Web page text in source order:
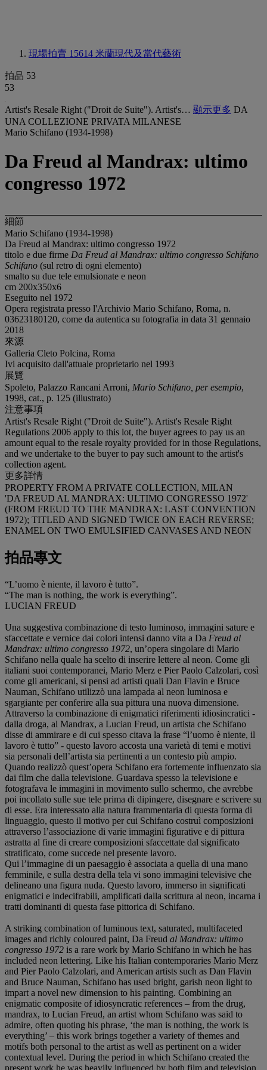
現場拍賣 15614 米蘭現代及當代藝術
拍品 53
53
Artist's Resale Right ("Droit de Suite"). Artist's… 顯示更多 DA
UNA COLLEZIONE PRIVATA MILANESE
Mario Schifano (1934-1998)
Da Freud al Mandrax: ultimo
congresso 1972
細節
Mario Schifano (1934-1998)
Da Freud al Mandrax: ultimo congresso 1972
titolo e due firme Da Freud al Mandrax: ultimo congresso Schifano
Schifano (sul retro di ogni elemento)
smalto su due tele emulsionate e neon
cm 200x350x6
Eseguito nel 1972
Opera registrata presso l'Archivio Mario Schifano, Roma, n.
03623180120, come da autentica su fotografia in data 31 gennaio
2018
來源
Galleria Cleto Polcina, Roma
Ivi acquisito dall'attuale proprietario nel 1993
展覽
Spoleto, Palazzo Rancani Arroni, Mario Schifano, per esempio,
1998, cat., p. 125 (illustrato)
注意事項
Artist's Resale Right ("Droit de Suite"). Artist's Resale Right
Regulations 2006 apply to this lot, the buyer agrees to pay us an
amount equal to the resale royalty provided for in those Regulations,
and we undertake to the buyer to pay such amount to the artist's
collection agent.
更多詳情
PROPERTY FROM A PRIVATE COLLECTION, MILAN
'DA FREUD AL MANDRAX: ULTIMO CONGRESSO 1972'
(FROM FREUD TO THE MANDRAX: LAST CONVENTION
1972); TITLED AND SIGNED TWICE ON EACH REVERSE;
ENAMEL ON TWO EMULSIFIED CANVASES AND NEON
拍品專文
“L’uomo è niente, il lavoro è tutto”.
“The man is nothing, the work is everything”.
LUCIAN FREUD
Una suggestiva combinazione di testo luminoso, immagini sature e
sfaccettate e vernice dai colori intensi danno vita a Da Freud al
Mandrax: ultimo congresso 1972, un’opera singolare di Mario
Schifano nella quale ha scelto di inserire lettere al neon. Come gli
italiani suoi contemporanei, Mario Merz e Pier Paolo Calzolari, così
come gli americani, si pensi ad artisti quali Dan Flavin e Bruce
Nauman, Schifano utilizzò una lampada al neon luminosa e
sgargiante per conferire alla sua pittura una nuova dimensione.
Attraverso la combinazione di enigmatici riferimenti idiosincratici -
dalla droga, al Mandrax, a Lucian Freud, un artista che Schifano
disse di ammirare e di cui spesso citava la frase “l’uomo è niente, il
lavoro è tutto” - questo lavoro accosta una varietà di temi e motivi
sia personali dell’artista sia pertinenti a un contesto più ampio.
Quando realizzò quest’opera Schifano era fortemente influenzato sia
dai film che dalla televisione. Guardava spesso la televisione e
fotografava le immagini in movimento sullo schermo, che avrebbe
poi incollato sulle sue tele prima di dipingere, disegnare e scrivere su
di esse. Era interessato alla natura frammentaria di questa forma di
linguaggio, questo il motivo per cui Schifano costruì composizioni
attraverso l’associazione di varie immagini figurative e di pittura
astratta al fine di creare composizioni sfaccettate dal significato
stratificato, come succede nel presente lavoro.
Qui l’immagine di un paesaggio è associata a quella di una mano
femminile, e sulla destra della tela vi sono immagini televisive che
delineano una figura nuda. Questo lavoro, immerso in significati
enigmatici e indecifrabili, amplificati dalla scrittura al neon, incarna i
tratti dominanti di questa fase pittorica di Schifano.
A striking combination of luminous text, saturated, multifaceted
images and richly coloured paint, Da Freud al Mandrax: ultimo
congresso 1972 is a rare work by Mario Schifano in which he has
included neon lettering. Like his Italian contemporaries Mario Merz
and Pier Paolo Calzolari, and American artists such as Dan Flavin
and Bruce Nauman, Schifano has used bright, garish neon light to
impart a novel new dimension to his painting. Combining an
enigmatic composite of idiosyncratic references – from the drug,
mandrax, to Lucian Freud, an artist whom Schifano was said to
admire, often quoting his phrase, ‘the man is nothing, the work is
everything’ – this work brings together a variety of themes and
motifs both personal to the artist as well as pertinent on a wider
contextual level. During the period in which Schifano created the
present work he was heavily influenced by both film and television.